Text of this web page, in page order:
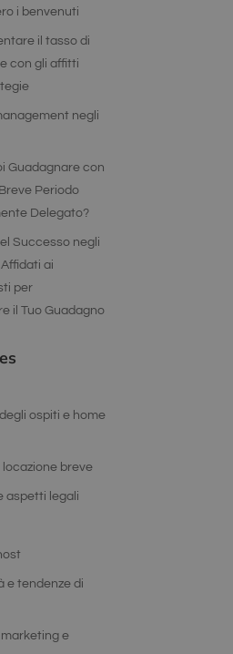
i benvenuti
il tasso di
con gli affitti
negli
Guadagnare con
Periodo
Delegato?
Successo negli
ai
per
il Tuo Guadagno
degli ospiti e home
locazione breve
aspetti legali
e tendenze di
marketing e